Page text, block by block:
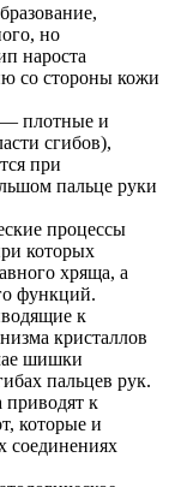
но
нароста
со стороны кожи
— плотные и
сгибов),
при
пальце руки
процессы
которых
хряща, а
функций.
к
кристаллов
шишки
пальцев рук.
приводят к
которые и
соединениях